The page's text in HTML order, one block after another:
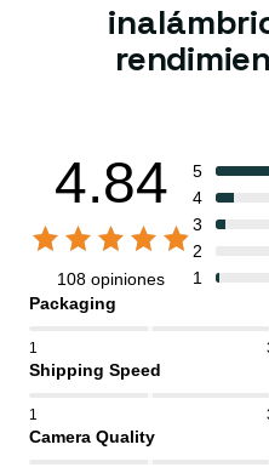
4.84
108 opiniones
5
4
3
2
1
Packaging
1
Shipping Speed
1
Camera Quality